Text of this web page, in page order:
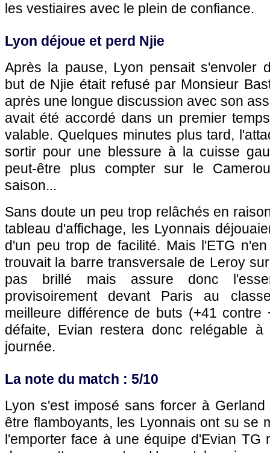
les vestiaires avec le plein de confiance.
Lyon déjoue et perd Njie
Après la pause, Lyon pensait s'envoler
but de Njie était refusé par Monsieur
après une longue discussion avec son
avait été accordé dans un premier
valable. Quelques minutes plus tard,
sortir pour une blessure à la cuisse
peut-être plus compter sur le
saison...
Sans doute un peu trop relâchés en
tableau d'affichage, les Lyonnais
d'un peu trop de facilité. Mais l'ETG
trouvait la barre transversale de Leroy
pas brillé mais assure donc
provisoirement devant Paris au
meilleure différence de buts (+41 contre
défaite, Evian restera donc relégable
journée.
La note du match : 5/10
Lyon s'est imposé sans forcer à
être flamboyants, les Lyonnais ont su se
l'emporter face à une équipe d'Evian TG